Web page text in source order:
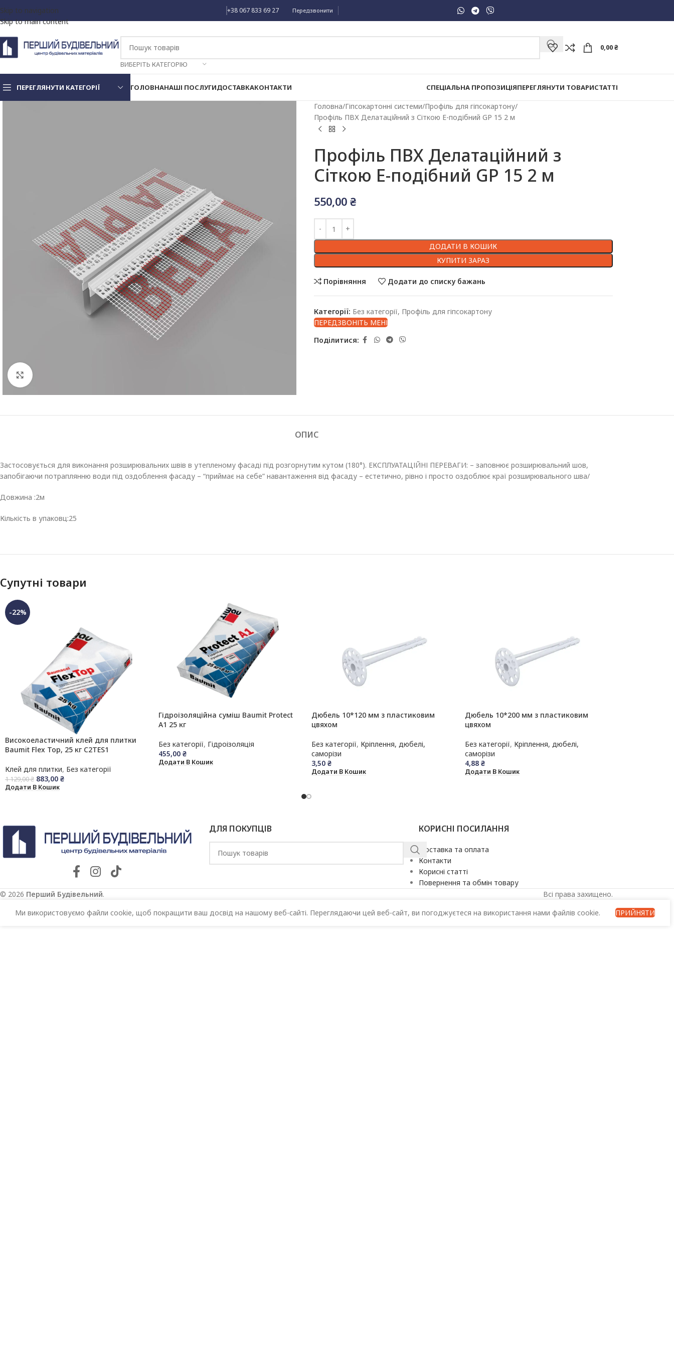
Skip to navigation
Skip to main content
+38 067 833 69 27 Передзвонити
ВИБЕРІТЬ КАТЕГОРІЮ
0,00₴
ПЕРЕГЛЯНУТИ КАТЕГОРІЇ
З металевим стержнем
З пластиковим стержнем
Екструдований пінопласт
(пінополістирол)
Кутники та профіль
ГОЛОВНАНАШІ ПОСЛУГИДОСТАВКАКОНТАКТИ СПЕЦІАЛЬНА ПРОПОЗИЦІЯПЕРЕГЛЯНУТИ ТОВАРИСТАТТІ
Головна Гіпсокартонні системи Профіль для гіпсокартону
Профіль ПВХ Делатаційний з Сіткою Е-подібний GP 15 2 м
Профіль ПВХ Делатаційний з
Сіткою Е-подібний GP 15 2 м
550,00 ₴
ДОДАТИ В КОШИК
КУПИТИ ЗАРАЗ
Порівняння Додати до списку бажань
Категорії: Без категорії, Профіль для гіпсокартону
ПЕРЕДЗВОНІТЬ МЕНІ
Поділитися:
ОПИС
Застосовується для виконання розширювальних швів в утепленому фасаді під розгорнутим кутом (180°). ЕКСПЛУАТАЦІЙНІ ПЕРЕВАГИ: – заповнює розширювальний шов,
запобігаючи потраплянню води під оздоблення фасаду – “приймає на себе” навантаження від фасаду – естетично, рівно і просто оздоблює краї розширювального шва/
Довжина :2м
Кількість в упаковц:25
Супутні товари
-22%
Високоеластичний клей для плитки
Baumit Flex Top, 25 кг C2TES1
Клей для плитки, Без категорії
1 129,00₴ 883,00 ₴
Додати В Кошик
Гідроізоляційна суміш Baumit Protect
А1 25 кг
Без категорії, Гідроізоляція
455,00 ₴
Додати В Кошик
Дюбель 10*120 мм з пластиковим
цвяхом
Без категорії, Кріплення, дюбелі,
саморізи
3,50 ₴
Додати В Кошик
Дюбель 10*200 мм з пластиковим
цвяхом
Без категорії, Кріплення, дюбелі,
саморізи
4,88 ₴
Додати В Кошик
ДЛЯ ПОКУПЦІВ КОРИСНІ ПОСИЛАННЯ
Доставка та оплата
Контакти
Корисні статті
Повернення та обмін товару
© 2026 Перший Будівельний.
Всі права захищено.
Ми використовуємо файли cookie, щоб покращити ваш досвід на нашому веб-сайті. Переглядаючи цей веб-сайт, ви погоджуєтеся на використання нами файлів cookie.
ПРИЙНЯТИ